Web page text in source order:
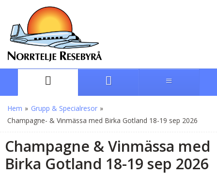
Hem » Grupp & Specialresor »
Champagne- & Vinmässa med Birka Gotland 18-19 sep 2026
Champagne & Vinmässa med
Birka Gotland 18-19 sep 2026